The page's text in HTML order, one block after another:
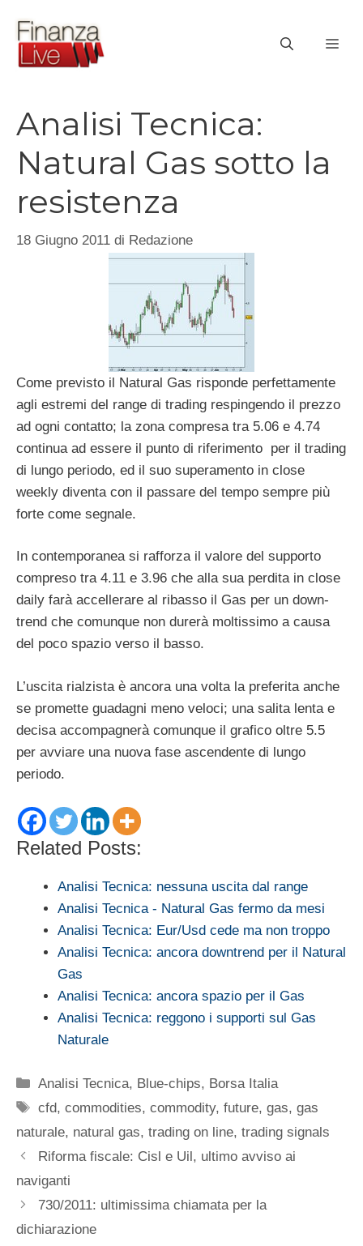
contenuto
Analisi Tecnica:
Natural Gas sotto la
resistenza
18 Giugno 2011 di Redazione
Come previsto il Natural Gas risponde perfettamente
agli estremi del range di trading respingendo il prezzo
ad ogni contatto; la zona compresa tra 5.06 e 4.74
continua ad essere il punto di riferimento per il trading
di lungo periodo, ed il suo superamento in close
weekly diventa con il passare del tempo sempre più
forte come segnale.
In contemporanea si rafforza il valore del supporto
compreso tra 4.11 e 3.96 che alla sua perdita in close
daily farà accellerare al ribasso il Gas per un down-
trend che comunque non durerà moltissimo a causa
del poco spazio verso il basso.
L’uscita rialzista è ancora una volta la preferita anche
se promette guadagni meno veloci; una salita lenta e
decisa accompagnerà comunque il grafico oltre 5.5
per avviare una nuova fase ascendente di lungo
periodo.
Related Posts:
Analisi Tecnica: nessuna uscita dal range
Analisi Tecnica - Natural Gas fermo da mesi
Analisi Tecnica: Eur/Usd cede ma non troppo
Analisi Tecnica: ancora downtrend per il Natural
Gas
Analisi Tecnica: ancora spazio per il Gas
Analisi Tecnica: reggono i supporti sul Gas
Naturale
Categorie
Analisi Tecnica, Blue-chips, Borsa Italia
Tag
cfd,commodities,commodity,future,gas,gas
naturale, natural gas, trading on line, trading signals
Riforma fiscale: Cisl e Uil, ultimo avviso ai
naviganti
730/2011: ultimissima chiamata per la
dichiarazione